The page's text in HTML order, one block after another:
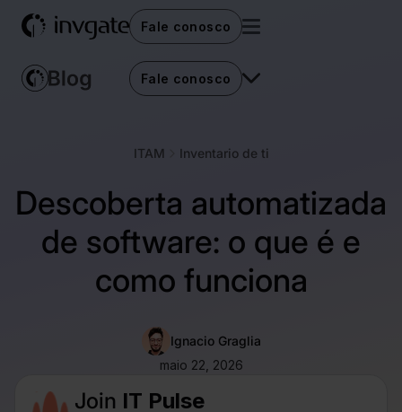
Fale conosco
Fale conosco
ITAM Inventario de ti
Descoberta automatizada
de software: o que é e
como funciona
Ignacio Graglia
maio 22, 2026
Join IT Pulse